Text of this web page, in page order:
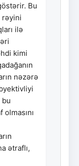
Bu
rəyini
ilə
kimi
nəzərə
bu
ətraflı,